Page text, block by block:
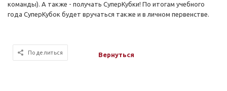
команды). А также - получать СуперКубки! По итогам учебного
года СуперКубок будет вручаться также и в личном первенстве.
Поделиться Вернуться